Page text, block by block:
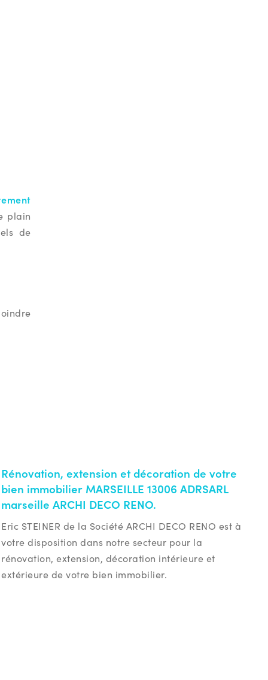
plain
de
Rénovation, extension et décoration de votre
bien immobilier MARSEILLE 13006 ADRSARL
marseille ARCHI DECO RENO.
Eric STEINER de la Société ARCHI DECO RENO est à
votre disposition dans notre secteur pour la
rénovation, extension, décoration intérieure et
extérieure de votre bien immobilier.